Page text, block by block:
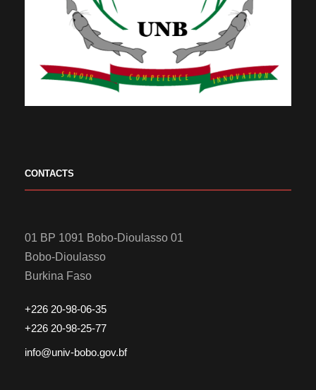
CONTACTS
01 BP 1091 Bobo-Dioulasso 01
Bobo-Dioulasso
Burkina Faso
+226 20-98-06-35
+226 20-98-25-77
info@univ-bobo.gov.bf